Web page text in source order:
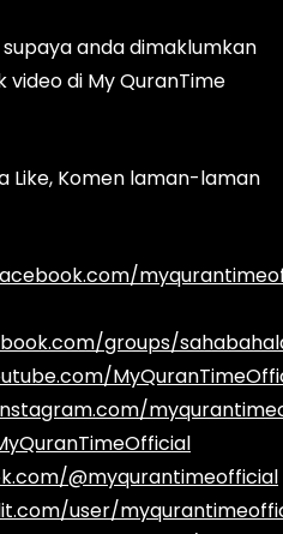
anda dimaklumkan
di My QuranTime
Like, Komen laman-laman
groups/
@myqurantimeofficial
user/